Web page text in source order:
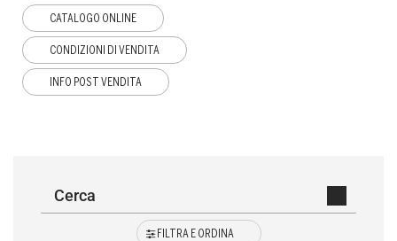
CATALOGO ONLINE
CONDIZIONI DI VENDITA
INFO POST VENDITA
FILTRA E ORDINA